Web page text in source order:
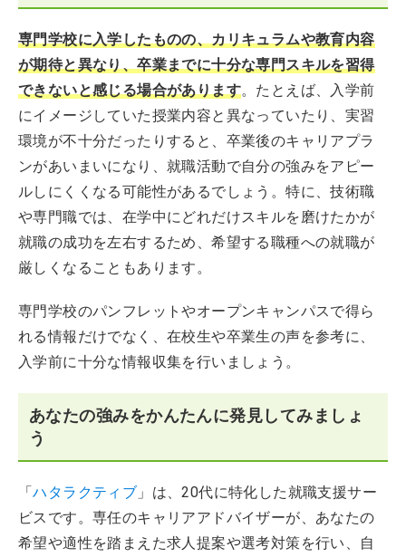
専門学校に入学したものの、カリキュラムや教育内容
が期待と異なり、卒業までに十分な専門スキルを習得
できないと感じる場合があります。たとえば、入学前
にイメージしていた授業内容と異なっていたり、実習
環境が不十分だったりすると、卒業後のキャリアプラ
ンがあいまいになり、就職活動で自分の強みをアピー
ルしにくくなる可能性があるでしょう。特に、技術職
や専門職では、在学中にどれだけスキルを磨けたかが
就職の成功を左右するため、希望する職種への就職が
厳しくなることもあります。
専門学校のパンフレットやオープンキャンパスで得ら
れる情報だけでなく、在校生や卒業生の声を参考に、
入学前に十分な情報収集を行いましょう。
あなたの強みをかんたんに発見してみましょ
う
「ハタラクティブ 」は、20代に特化した就職支援サー
ビスです。専任のキャリアアドバイザーが、あなたの
希望や適性を踏まえた求人提案や選考対策を行い、自